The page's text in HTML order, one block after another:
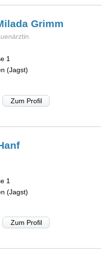
Grimm
1
(Jagst)
Zum Profil
1
(Jagst)
Zum Profil